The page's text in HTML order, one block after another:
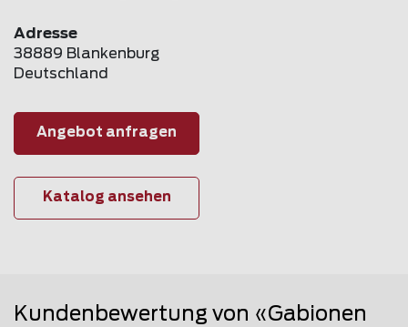
Adresse
38889 Blankenburg
Deutschland
Angebot anfragen
Katalog ansehen
Kundenbewertung von «Gabionen